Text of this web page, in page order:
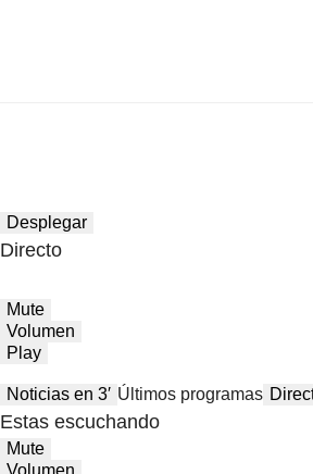
Desplegar
Directo
Mute
Volumen
Play
Noticias en 3′ Últimos programas
Estas escuchando
Mute